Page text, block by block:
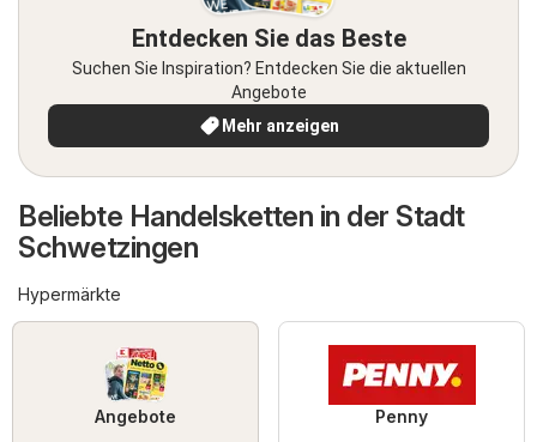
Entdecken Sie das Beste
Suchen Sie Inspiration? Entdecken Sie die aktuellen
Angebote
Mehr anzeigen
Beliebte Handelsketten in der Stadt
Schwetzingen
Hypermärkte
Angebote Penny